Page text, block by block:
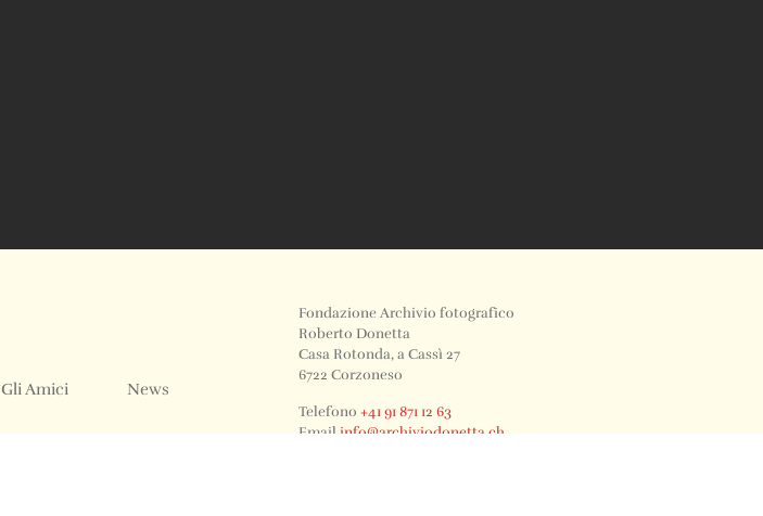
Gli Amici News
Fondazione Archivio fotografico
Roberto Donetta
Casa Rotonda, a Cassì 27
6722 Corzoneso
Telefono +41 91 871 12 63
Email info@archiviodonetta.ch